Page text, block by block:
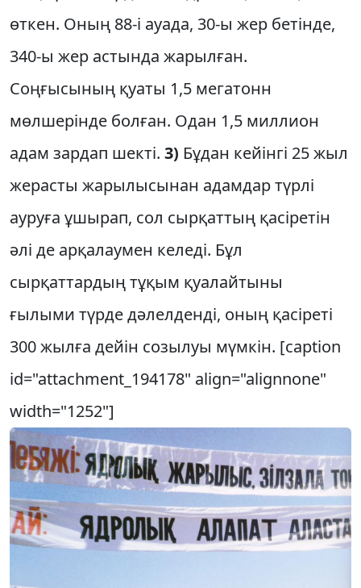
өткен. Оның 88-і ауада, 30-ы жер бетінде,
340-ы жер астында жарылған.
Соңғысының қуаты 1,5 мегатонн
мөлшерінде болған. Одан 1,5 миллион
адам зардап шекті. 3) Бұдан кейінгі 25 жыл
жерасты жарылысынан адамдар түрлі
ауруға ұшырап, сол сырқаттың қасіретін
әлі де арқалаумен келеді. Бұл
сырқаттардың тұқым қуалайтыны
ғылыми түрде дәлелденді, оның қасіреті
300 жылға дейін созылуы мүмкін. [caption
id="attachment_194178" align="alignnone"
width="1252"]